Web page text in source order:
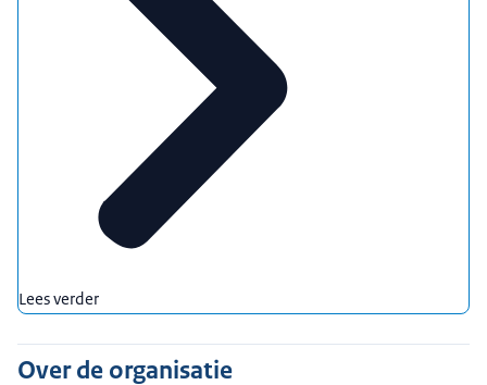
Lees verder
Over de organisatie